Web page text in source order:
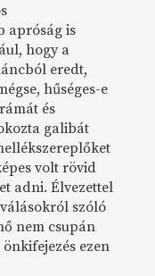
apróság is
hogy a
eredt,
hűséges-e
és
galibát
volt rövid
adni. Élvezettel
szóló
nem csupán
ezen